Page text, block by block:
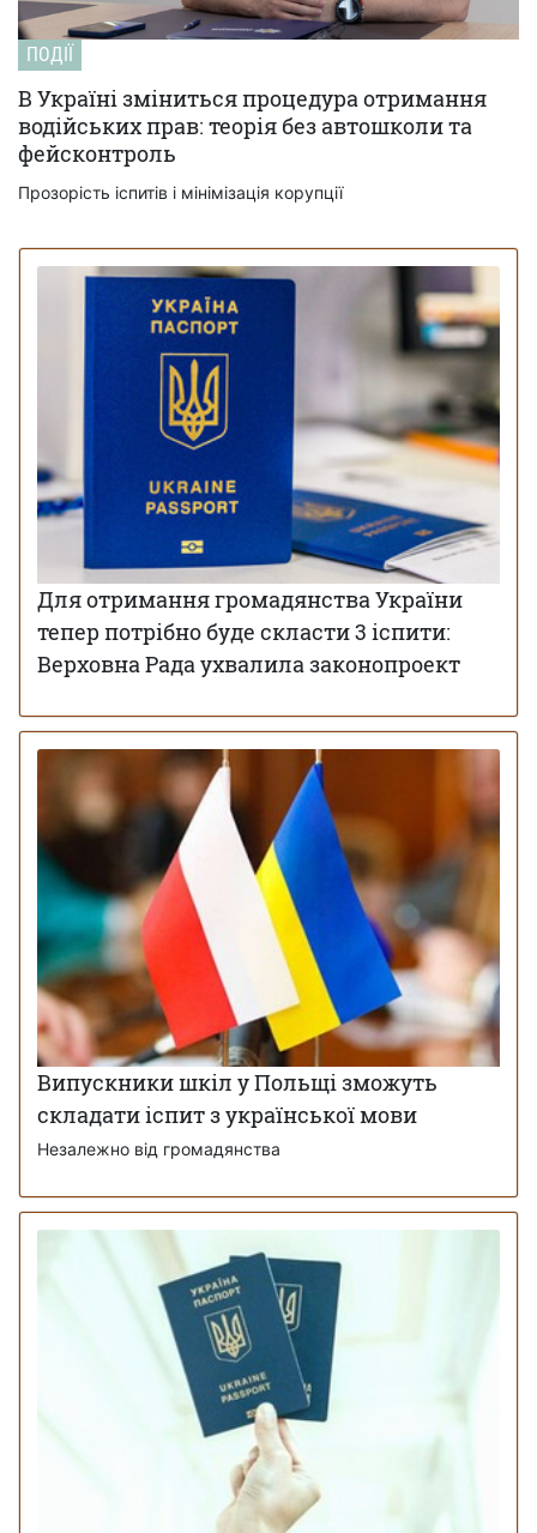
ПОДІЇ
В Україні зміниться процедура отримання
водійських прав: теорія без автошколи та
фейсконтроль
Прозорість іспитів і мінімізація корупції
Для отримання громадянства України
тепер потрібно буде скласти 3 іспити:
Верховна Рада ухвалила законопроект
Випускники шкіл у Польщі зможуть
складати іспит з української мови
Незалежно від громадянства